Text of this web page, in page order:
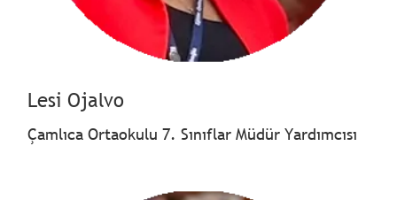
Lesi Ojalvo
Çamlıca Ortaokulu 7. Sınıflar Müdür Yardımcısı